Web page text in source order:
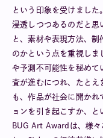
という印象を受けまし
浸透しつつあるのだと思
と、素材や表現方法、制
のかという点を重視しま
や予測不可能性を秘めて
査が進むにつれ、たとえ
も、作品が社会に開か
ョンを引き起こすか、と
BUG Art Awardは、様々